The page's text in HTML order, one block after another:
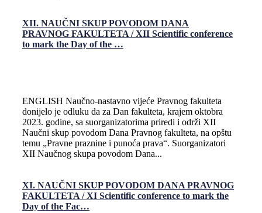
XII. NAUČNI SKUP POVODOM DANA
PRAVNOG FAKULTETA / XII Scientific conference
to mark the Day of the …
ENGLISH Naučno-nastavno vijeće Pravnog fakulteta
donijelo je odluku da za Dan fakulteta, krajem oktobra
2023. godine, sa suorganizatorima priredi i održi XII
Naučni skup povodom Dana Pravnog fakulteta, na opštu
temu „Pravne praznine i punoća prava“. Suorganizatori
XII Naučnog skupa povodom Dana...
XI. NAUČNI SKUP POVODOM DANA PRAVNOG
FAKULTETA / XI Scientific conference to mark the
Day of the Fac…